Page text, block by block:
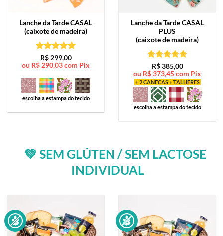
Lanche da TardeCASAL
(caixote de madeira)
Avaliação5
de 5
R$299,00
ou R$ 290,03com Pix
escolha a estampa do tecido
Lanche da TardeCASAL
PLUS
(caixote de madeira)
Avaliação5
de 5
R$385,00
ou R$373,45com Pix
+ 2 CANECAS + TALHERES
escolha a estampa do tecido
💚 SEM GLÚTEN / SEM LACTOSE
INDIVIDUAL